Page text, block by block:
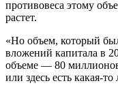
противовеса этому
растет.
«Но объем, который
вложений капитала в
объеме — 80
или здесь есть какая-